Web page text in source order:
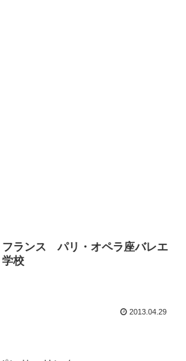
フランス パリ・オペラ座バレエ
学校
2013.04.29